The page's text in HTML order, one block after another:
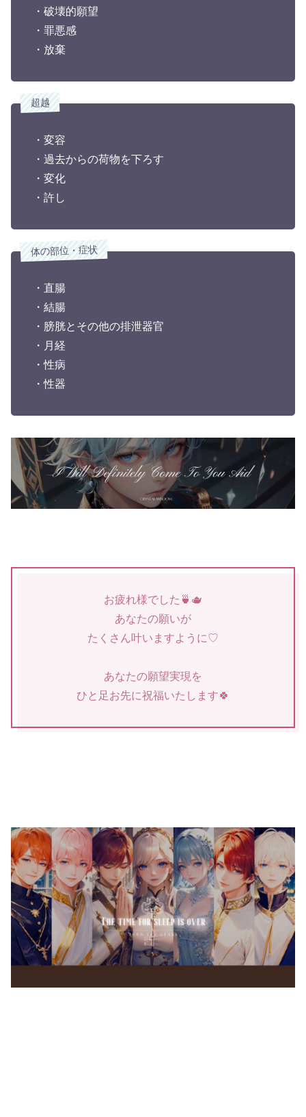
・破壊的願望
・罪悪感
・放棄
超越
・変容
・過去からの荷物を下ろす
・変化
・許し
体の部位・症状
・直腸
・結腸
・膀胱とその他の排泄器官
・月経
・性病
・性器
お疲れ様でした🍵🫖
あなたの願いが
たくさん叶いますように♡
あなたの願望実現を
ひと足お先に祝福いたします🍀